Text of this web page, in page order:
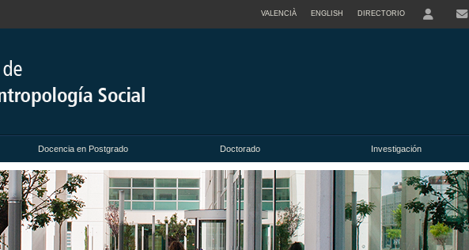
VALENCIÀ ENGLISH DIRECTORIO
Docencia en Postgrado Doctorado Investigación